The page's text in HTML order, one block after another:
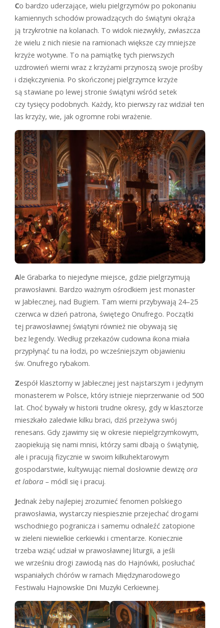
Co bardzo uderzające, wielu pielgrzymów po pokonaniu
kamiennych schodów prowadzących do świątyni okrąża
ją trzykrotnie na kolanach. To widok niezwykły, zwłaszcza
że wielu z nich niesie na ramionach większe czy mniejsze
krzyże wotywne. To na pamiątkę tych pierwszych
uzdrowień wierni wraz z krzyżami przynoszą swoje prośby
i dziękczynienia. Po skończonej pielgrzymce krzyże
są stawiane po lewej stronie świątyni wśród setek
czy tysięcy podobnych. Każdy, kto pierwszy raz widział ten
las krzyży, wie, jak ogromne robi wrażenie.
Ale Grabarka to niejedyne miejsce, gdzie pielgrzymują
prawosławni. Bardzo ważnym ośrodkiem jest monaster
w Jabłecznej, nad Bugiem. Tam wierni przybywają 24–25
czerwca w dzień patrona, świętego Onufrego. Początki
tej prawosławnej świątyni również nie obywają się
bez legendy. Według przekazów cudowna ikona miała
przypłynąć tu na łodzi, po wcześniejszym objawieniu
św. Onufrego rybakom.
Zespół klasztorny w Jabłecznej jest najstarszym i jedynym
monasterem w Polsce, który istnieje nieprzerwanie od 500
lat. Choć bywały w historii trudne okresy, gdy w klasztorze
mieszkało zaledwie kilku braci, dziś przeżywa swój
renesans. Gdy zjawimy się w okresie niepielgrzymkowym,
zaopiekują się nami mnisi, którzy sami dbają o świątynię,
ale i pracują fizycznie w swoim kilkuhektarowym
gospodarstwie, kultywując niemal dosłownie dewizę ora
et labora – módl się i pracuj.
Jednak żeby najlepiej zrozumieć fenomen polskiego
prawosławia, wystarczy niespiesznie przejechać drogami
wschodniego pogranicza i samemu odnaleźć zatopione
w zieleni niewielkie cerkiewki i cmentarze. Koniecznie
trzeba wziąć udział w prawosławnej liturgii, a jeśli
we wrześniu drogi zawiodą nas do Hajnówki, posłuchać
wspaniałych chórów w ramach Międzynarodowego
Festiwalu Hajnowskie Dni Muzyki Cerkiewnej.